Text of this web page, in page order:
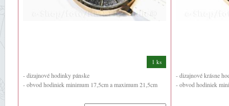
1 ks
- dizajnové hodinky pánske
- obvod hodiniek minimum 17,5cm a maximum 21,5cm
- dizajnové krásne
- obvod hodiniek